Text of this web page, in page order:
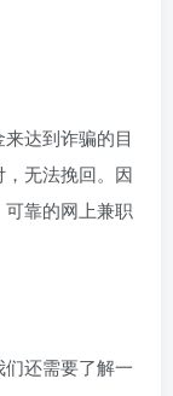
达到诈骗的目
无法挽回。因
靠的网上兼职
还需要了解一